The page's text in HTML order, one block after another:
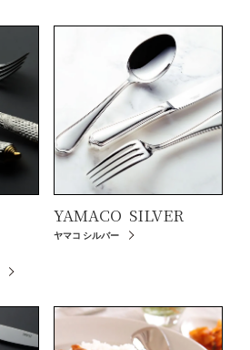
YAMACO SILVER
ヤマコ シルバー